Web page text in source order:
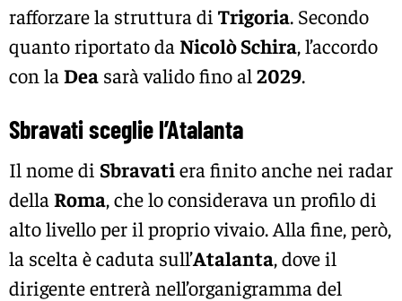
rafforzare la struttura di Trigoria. Secondo
quanto riportato da Nicolò Schira, l’accordo
con la Dea sarà valido fino al 2029.
Sbravati sceglie l’Atalanta
Il nome di Sbravatiera finito anche nei radar
della Roma, che lo considerava un profilo di
alto livello per il proprio vivaio. Alla fine, però,
la scelta è caduta sull’Atalanta, dove il
dirigente entrerà nell’organigramma del